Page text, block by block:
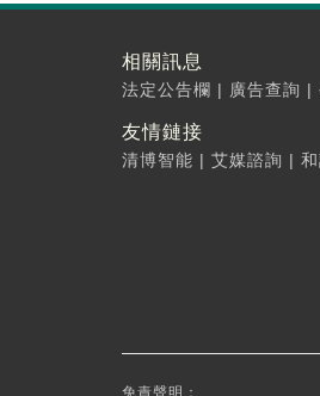
相關訊息
法定公告欄 | 廣告查詢 |
友情鏈接
清博智能 | 艾媒諮詢 |